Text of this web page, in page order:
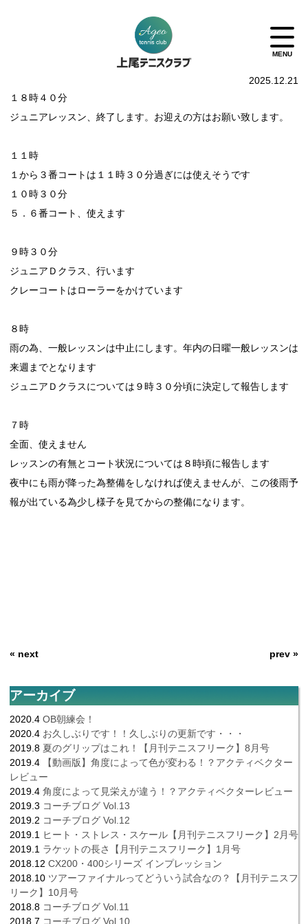
2025.12.21
１８時４０分
ジュニアレッスン、終了します。お迎えの方はお願い致します。
１１時
１から３番コートは１１時３０分過ぎには使えそうです
１０時３０分
５．６番コート、使えます
９時３０分
ジュニアＤクラス、行います
クレーコートはローラーをかけています
８時
雨の為、一般レッスンは中止にします。年内の日曜一般レッスンは
来週までとなります
ジュニアＤクラスについては９時３０分頃に決定して報告します
７時
全面、使えません
レッスンの有無とコート状況については８時頃に報告します
夜中にも雨が降った為整備をしなければ使えませんが、この後雨予
報が出ている為少し様子を見てからの整備になります。
« next prev »
アーカイブ
2020.4 OB朝練会！
2020.4 お久しぶりです！！久しぶりの更新です・・・
2019.8 夏のグリップはこれ！【月刊テニスフリーク】8月号
2019.4
【動画版】角度によって色が変わる！？アクティベクター
レビュー
2019.4 角度によって見栄えが違う！？アクティベクターレビュー
2019.3 コーチブログ Vol.13
2019.2 コーチブログ Vol.12
2019.1 ヒート・ストレス・スケール【月刊テニスフリーク】2月号
2019.1 ラケットの長さ【月刊テニスフリーク】1月号
2018.12 CX200・400シリーズ インプレッション
2018.10 ツアーファイナルってどういう試合なの？【月刊テニスフ
リーク】10月号
2018.8 コーチブログ Vol.11
2018.7 コーチブログ Vol.10